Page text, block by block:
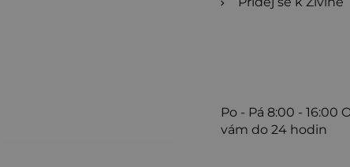
Po - Pá 8:00 - 16:00
vám do 24 hodin